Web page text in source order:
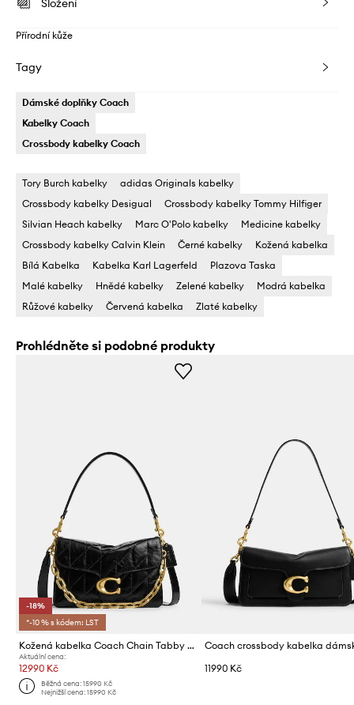
Složení
Přírodní kůže
Tagy
Dámské doplňky Coach
Kabelky Coach
Crossbody kabelky Coach
Tory Burch kabelky
adidas Originals kabelky
Crossbody kabelky Desigual
Crossbody kabelky Tommy Hilfiger
Silvian Heach kabelky
Marc O'Polo kabelky
Medicine kabelky
Crossbody kabelky Calvin Klein
Černé kabelky
Kožená kabelka
Bílá Kabelka
Kabelka Karl Lagerfeld
Plazova Taska
Malé kabelky
Hnědé kabelky Zelené kabelky
Modrá kabelka
Růžové kabelky
Červená kabelka Zlaté kabelky
Prohlédněte si podobné produkty
-18%
*-10 % s kódem: LST
Kožená kabelka Coach Chain Tabby Shoulder Bag With Quilting
Aktuální cena:
12990 Kč
Běžná cena:15990 Kč
Nejnižší cena:15990 Kč
11990 Kč